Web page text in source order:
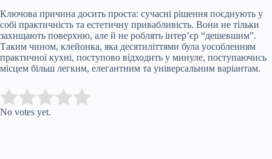
Ключова причина досить проста: сучасні рішення поєднують у
собі практичність та естетичну привабливість. Вони не тільки
захищають поверхню, але й не роблять інтер’єр “дешевшим”.
Таким чином, клейонка, яка десятиліттями була уособленням
практичної кухні, поступово відходить у минуле, поступаючись
місцем більш легким, елегантним та універсальним варіантам.
Rate this item:
No votes yet.